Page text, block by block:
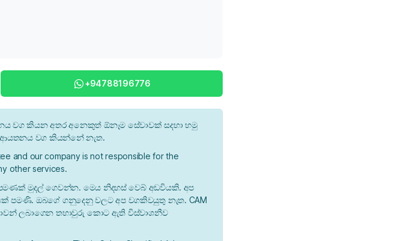
+94788196776
වග කියන අතර අනෙකුත් ඕනෑම සේවාවක් සදහා හමු
ආයතනය වග කියන්නේ නැත.
and our company is not responsible for the
other services.
පමණක් මුදල් ගෙවන්න. මෙය නිදහස් වෙබ් අඩවියකි. අප
පමණි. ඔබගේ ගනුදෙනු වලට අප වගකිවයුතු නැත. CAM
ලබාගෙන තහාවුරු කොට ඇති විස්වාශනීව